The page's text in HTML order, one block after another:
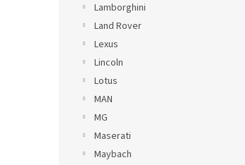
Lamborghini
Land Rover
Lexus
Lincoln
Lotus
MAN
MG
Maserati
Maybach